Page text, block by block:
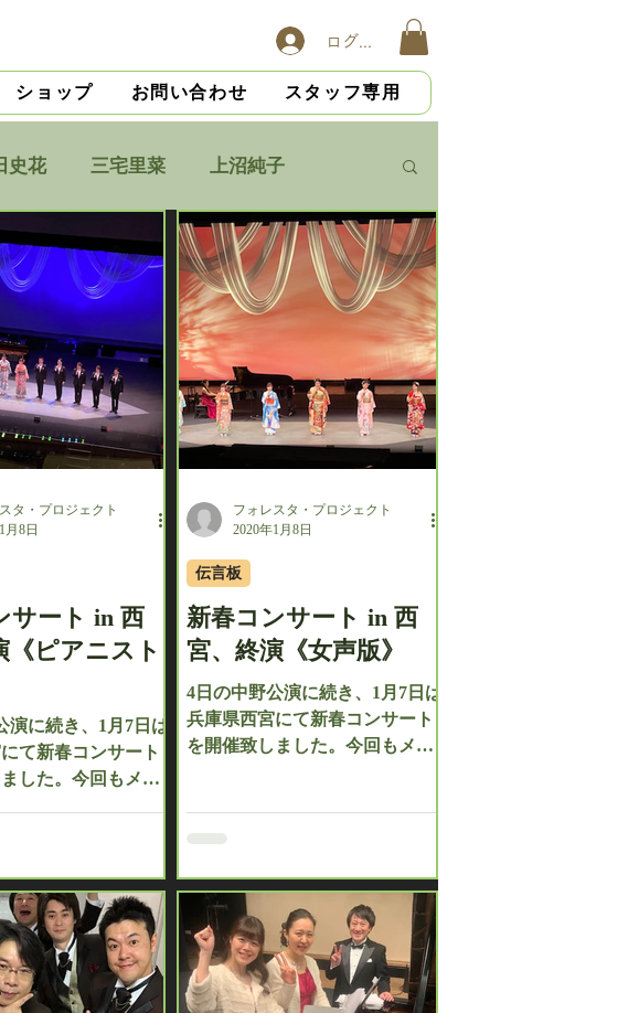
ログイン
ショップ お問い合わせ スタッフ専用
史花 三宅里菜 上沼純子
山慎吾 竹内直紀 山本将生
サート in 西
《ピアニスト
演に続き、1月7日は
て新春コンサート
した。今回もメン
。 【石川 和男】
ったみなさま、誠
うございました！新
らではの曲目…フ
...
タ・プロジェクト
月8日
新春コンサート in 西
宮、終演《女声版》
4日の中野公演に続き、1月7日は
兵庫県西宮にて新春コンサート
を開催致しました。今回もメン
ら身体に気をつけて、がんばっ
てね！また行くからね。」と身
内の様に励まし...
伝言板
フォレスタ・プロジェクト
2020年1月8日